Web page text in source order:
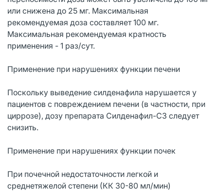
или снижена до 25 мг. Максимальная
рекомендуемая доза составляет 100 мг.
Максимальная рекомендуемая кратность
применения - 1 раз/сут.
Применение при нарушениях функции печени
Поскольку выведение силденафила нарушается у
пациентов с повреждением печени (в частности, при
циррозе), дозу препарата Силденафил-СЗ следует
снизить.
Применение при нарушениях функции почек
При почечной недостаточности легкой и
среднетяжелой степени (КК 30-80 мл/мин)